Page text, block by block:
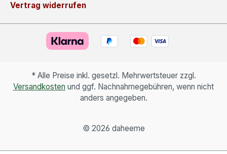
Vertrag widerrufen
* Alle Preise inkl. gesetzl. Mehrwertsteuer zzgl.
Versandkosten und ggf. Nachnahmegebühren, wenn nicht
anders angegeben.
© 2026 daheeme